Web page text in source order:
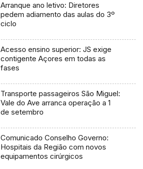
Arranque ano letivo: Diretores
pedem adiamento das aulas do 3º
ciclo
Acesso ensino superior: JS exige
contigente Açores em todas as
fases
Transporte passageiros São Miguel:
Vale do Ave arranca operação a 1
de setembro
Comunicado Conselho Governo:
Hospitais da Região com novos
equipamentos cirúrgicos